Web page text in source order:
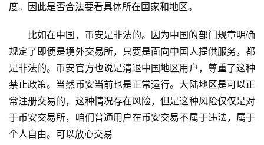
度。因此是否合法要看具体所在国家和地区。
比如在中国，币安是非法的。因为中国的部门规章明确
规定了即便是境外交易所，只要是面向中国人提供服务，都
是非法的。币安官方也说是清退中国地区用户，尊重了这种
禁止政策。当然币安当前也是正常运行。大陆地区是可以正
常注册交易的，这种情况存在风险，但是这种风险仅仅是对
于币安交易所，咱们普通用户在币安交易不属于违法，属于
个人自由。可以放心交易